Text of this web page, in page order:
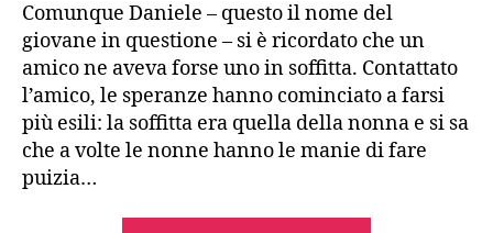
Comunque Daniele – questo il nome del
giovane in questione – si è ricordato che un
amico ne aveva forse uno in soffitta. Contattato
l’amico, le speranze hanno cominciato a farsi
più esili: la soffitta era quella della nonna e si sa
che a volte le nonne hanno le manie di fare
puizia…